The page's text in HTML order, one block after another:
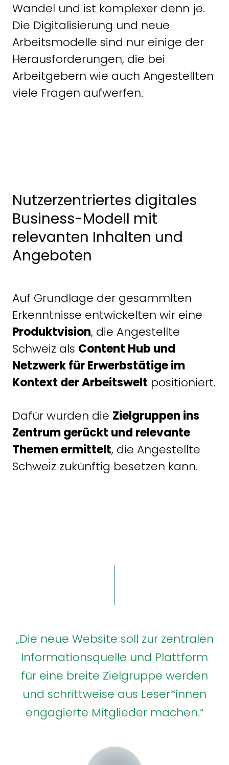
Wandel und ist komplexer denn je.
Die Digitalisierung und neue
Arbeitsmodelle sind nur einige der
Herausforderungen, die bei
Arbeitgebern wie auch Angestellten
viele Fragen aufwerfen.
Nutzerzentriertes digitales
Business-Modell mit
relevanten Inhalten und
Angeboten
Auf Grundlage der gesammlten
Erkenntnisse entwickelten wir eine
Produktvision, die Angestellte
Schweiz als Content Hub und
Netzwerk für Erwerbstätige im
Kontext der Arbeitswelt positioniert.
Dafür wurden die Zielgruppen ins
Zentrum gerückt und relevante
Themen ermittelt, die Angestellte
Schweiz zukünftig besetzen kann.
„Die neue Website soll zur zentralen
Informationsquelle und Plattform
für eine breite Zielgruppe werden
und schrittweise aus Leser*innen
engagierte Mitglieder machen.“